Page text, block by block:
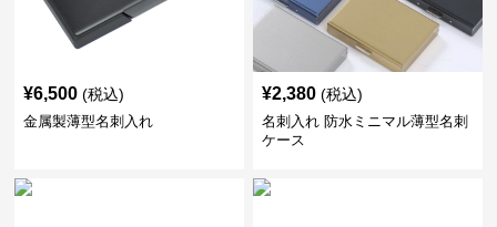
¥6,500 (税込)
金属製薄型名刺入れ
¥2,380 (税込)
名刺入れ 防水ミニマル薄型名刺
ケース